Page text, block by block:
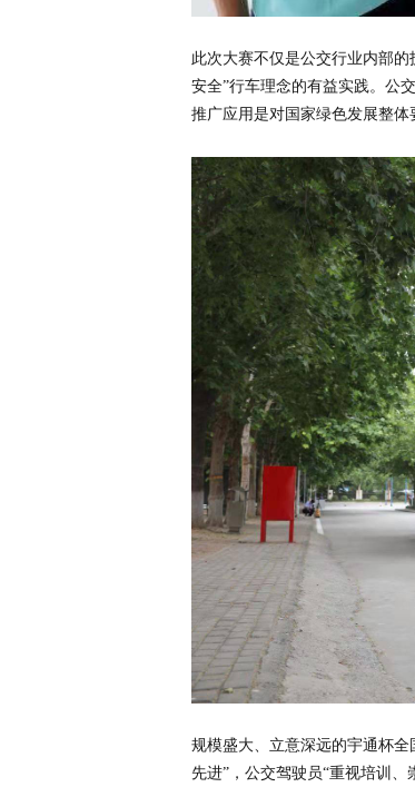
此次大赛不仅是公交行业内部
安全”行车理念的有益实践。公
推广应用是对国家绿色发展整体
规模盛大、立意深远的宇通杯
先进”，公交驾驶员“重视培训